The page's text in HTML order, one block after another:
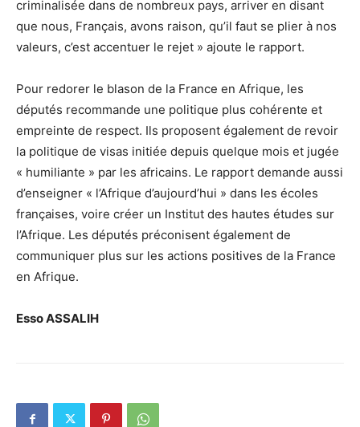
criminalisée dans de nombreux pays, arriver en disant
que nous, Français, avons raison, qu’il faut se plier à nos
valeurs, c’est accentuer le rejet » ajoute le rapport.
Pour redorer le blason de la France en Afrique, les
députés recommande une politique plus cohérente et
empreinte de respect. Ils proposent également de revoir
la politique de visas initiée depuis quelque mois et jugée
« humiliante » par les africains. Le rapport demande aussi
d’enseigner « l’Afrique d’aujourd’hui » dans les écoles
françaises, voire créer un Institut des hautes études sur
l’Afrique. Les députés préconisent également de
communiquer plus sur les actions positives de la France
en Afrique.
Esso ASSALIH